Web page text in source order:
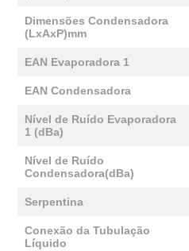
Dimensões Condensadora
(LxAxP)mm
EAN Evaporadora 1
EAN Condensadora
Nível de Ruído Evaporadora
1 (dBa)
Nível de Ruído
Condensadora(dBa)
Serpentina
Conexão da Tubulação
Líquido